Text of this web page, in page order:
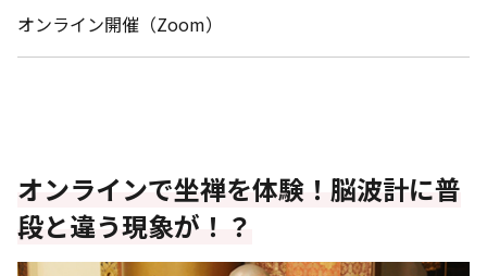
オンライン開催（Zoom）
オンラインで坐禅を体験！脳波計に普
段と違う現象が！？